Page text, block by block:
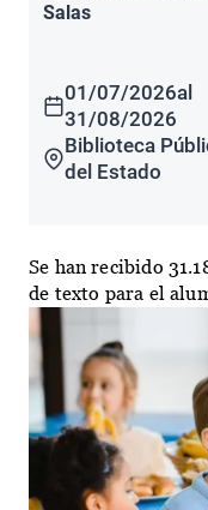
Salas
01/07/2026al
31/08/2026
Biblioteca
del Estado
Se han recibido
de texto para el